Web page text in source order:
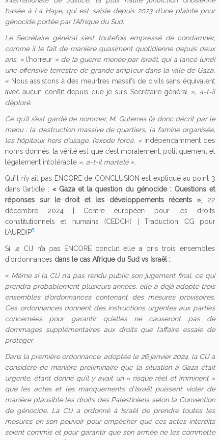
basée à La Haye, qui est saisie depuis 2023 d’une plainte pour
génocide portée parl’Afrique du Sud.
Le Secrétaire général s’est toutefois empressé de condamner,
comme il le fait de manière quasiment quotidienne depuis deux
ans, « l’horreur » de la guerre menée par Israël, qui a lancé lundi
une offensive terrestre de grande ampleur dans la ville de Gaza.
« Nous assistons à des meurtres massifs de civils sans équivalent
avec aucun conflit depuis que je suis Secrétaire général », a-t-il
déploré.
Ce qu’il s’est gardé de nommer, M. Guterres l’a donc décrit par le
menu : la destruction massive de quartiers, la famine organisée,
les hôpitaux hors d’usage, l’exode forcé. « Indépendamment des
noms donnés, la vérité est que c’est moralement, politiquement et
légalement intolérable », a-t-il martelé».
Qu’il n’y ait pas ENCORE de CONCLUSION est expliqué au point 3
dans l’article : « Gaza et la question du génocide : Questions et
réponses sur le droit et les développements récents » , 22
décembre 2024 | Centre européen pour les droits
constitutionnels et humains (CEDCH) | Traduction CG pour
l’AURDIP6
Si la CIJ n’a pas ENCORE conclut elle a pris trois ensembles
d’ordonnances dans le cas Afrique du Sud vs Israël :
« Même si la CIJ n’a pas rendu public son jugement final, ce qui
prendra probablement plusieurs années, elle a déjà adopté trois
ensembles d’ordonnances contenant des mesures provisoires.
Ces ordonnances donnent des instructions urgentes aux parties
concernées pour garantir qu’elles ne causeront pas de
dommages supplémentaires aux droits que l’affaire essaie de
protéger.
Dans la première ordonnance, adoptée le 26 janvier 2024, la CIJ a
considéré de manière préliminaire que la situation à Gaza était
urgente, étant donné qu’il y avait un « risque réel et imminent »
que les actes et les manquements d’Israël puissent violer de
manière plausible les droits des Palestiniens selon la Convention
de génocide. La CIJ a ordonné à Israël de prendre toutes les
mesures en son pouvoir pour empêcher que ces actes interdits
soient commis et pour garantir que son armée ne les commette